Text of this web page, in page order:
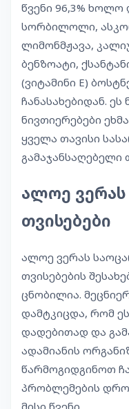
წვენი 96,3% ხოლო
სორბილოლი,
ლიმონმჟავა,
ბენზოატი,
(ვიტამინი E)
ჩანასახებიდან.
ნივთიერებები
ყველა თავისი
გამაჯანსაღებელი
ალოე ვერას
თვისებები
ალოე ვერას
თვისებების
ცნობილია.
დამტკიცდა, რომ
დადებითად და
ადამიანის
წარმოგიდგინოთ
პრობლემების
მისი წვენი.